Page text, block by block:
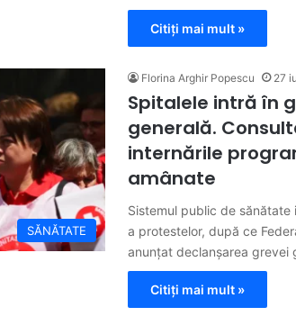
Citiți mai mult »
SĂNĂTATE
Florina Arghir Popescu 27
Spitalele intră în
generală.
internările
amânate
Sistemul public de
a protestelor, după ce
anunțat declanșarea grevei
Citiți mai mult »